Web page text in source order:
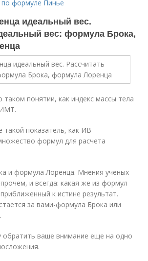
по формуле Пинье
идеальный вес.
вес: формула Брока,
таком понятии, как индекс массы тела
ИМТ.
такой показатель, как ИВ —
формул для расчета
и формула Лоренца. Мнения ученых
и всегда: какая же из формул
к истине результат.
за вами-формула Брока или
обратить ваше внимание еще на одно